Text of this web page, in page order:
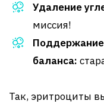
Удаление
миссия!
баланса:
Так, эритроциты